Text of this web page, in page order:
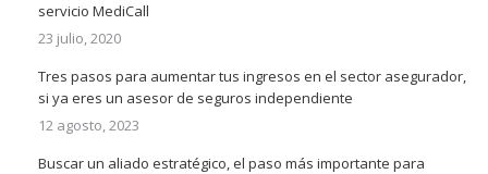
servicio MediCall
23 julio, 2020
Tres pasos para aumentar tus ingresos en el sector asegurador,
si ya eres un asesor de seguros independiente
12 agosto, 2023
Buscar un aliado estratégico, el paso más importante para